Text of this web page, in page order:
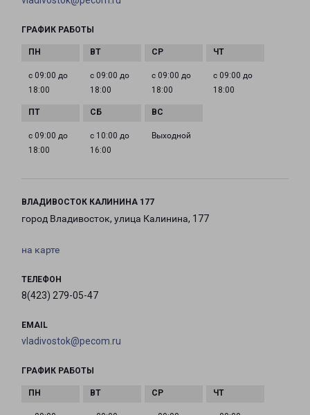
ГРАФИК РАБОТЫ
с 09:00 до
18:00
с 09:00 до
18:00
с 09:00 до
18:00
с 09:00 до
18:00
с 09:00 до
18:00
с 10:00 до
16:00
Выходной
ВЛАДИВОСТОК КАЛИНИНА 177
город Владивосток, улица Калинина, 177
на карте
ТЕЛЕФОН
8(423) 279-05-47
EMAIL
vladivostok@pecom.ru
ГРАФИК РАБОТЫ